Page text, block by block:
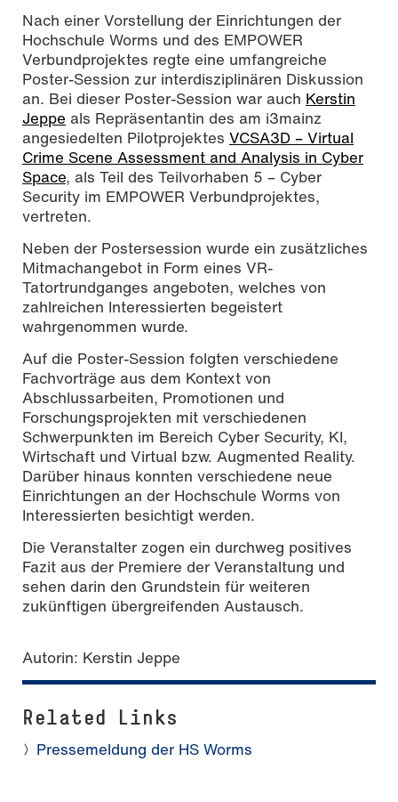
Nach einer Vorstellung der Einrichtungen der
Hochschule Worms und des EMPOWER
Verbundprojektes regte eine umfangreiche
Poster-Session zur interdisziplinären Diskussion
an. Bei dieser Poster-Session war auch Kerstin
Jeppe als Repräsentantin des am i3mainz
angesiedelten Pilotprojektes VCSA3D – Virtual
Crime Scene Assessment and Analysis in Cyber
Space, als Teil des Teilvorhaben 5 – Cyber
Security im EMPOWER Verbundprojektes,
vertreten.
Neben der Postersession wurde ein zusätzliches
Mitmachangebot in Form eines VR-
Tatortrundganges angeboten, welches von
zahlreichen Interessierten begeistert
wahrgenommen wurde.
Auf die Poster-Session folgten verschiedene
Fachvorträge aus dem Kontext von
Abschlussarbeiten, Promotionen und
Forschungsprojekten mit verschiedenen
Schwerpunkten im Bereich Cyber Security, KI,
Wirtschaft und Virtual bzw. Augmented Reality.
Darüber hinaus konnten verschiedene neue
Einrichtungen an der Hochschule Worms von
Interessierten besichtigt werden.
Die Veranstalter zogen ein durchweg positives
Fazit aus der Premiere der Veranstaltung und
sehen darin den Grundstein für weiteren
zukünftigen übergreifenden Austausch.
Autorin: Kerstin Jeppe
Related Links
Pressemeldung der HS Worms